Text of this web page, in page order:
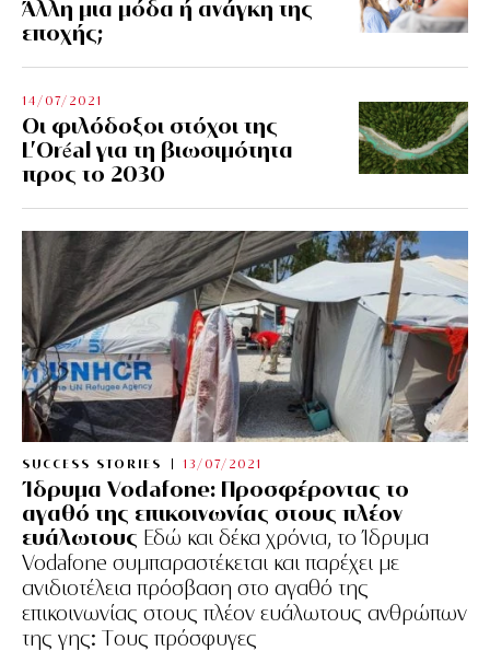
Άλλη μια μόδα ή ανάγκη της
εποχής;
14/07/2021
Οι φιλόδοξοι στόχοι της
L’Oréal για τη βιωσιμότητα
προς το 2030
SUCCESS STORIES 13/07/2021
Ίδρυμα Vodafone: Προσφέροντας το
αγαθό της επικοινωνίας στους πλέον
ευάλωτους Εδώ και δέκα χρόνια, το Ίδρυμα
Vodafone συμπαραστέκεται και παρέχει με
ανιδιοτέλεια πρόσβαση στο αγαθό της
επικοινωνίας στους πλέον ευάλωτους ανθρώπων
της γης: Tους πρόσφυγες